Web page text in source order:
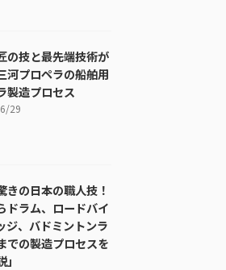
の技と最先端技術が
河プロペラの船舶用
製造プロセス
29
きの日本の職人技！
ドラム、ロードバイ
ジ、バドミントンラ
での製造プロセスを